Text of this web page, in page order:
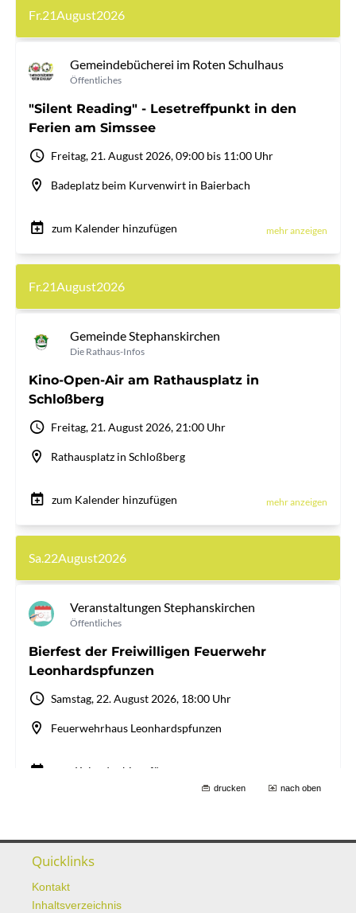
drucken nach oben
Quicklinks
Kontakt
Inhaltsverzeichnis